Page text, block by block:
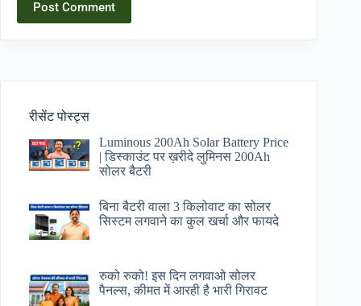
Post Comment
रीसेंट पोस्ट्स
Luminous 200Ah Solar Battery Price​
| डिस्काउंट पर ख़रीदे लुमिनस 200Ah
सोलर बैटरी
बिना बैटरी वाला 3 किलोवाट का सोलर
सिस्टम लगवाने का कुल खर्चा और फायदे
रुको रुको! इस दिन लगवाओ सोलर
पैनल्स, कीमत में आरही है भारी गिरावट